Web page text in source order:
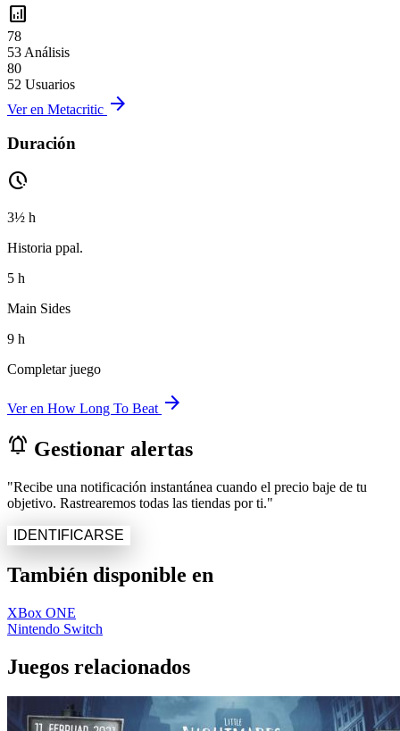
analytics
78
53 Análisis
80
52 Usuarios
Ver en Metacritic arrow_forward
Duración
pace
3½ h
Historia ppal.
5 h
Main Sides
9 h
Completar juego
Ver en How Long To Beat arrow_forward
notifications_active Gestionar alertas
"Recibe una notificación instantánea cuando el precio baje de tu
objetivo. Rastrearemos todas las tiendas por ti."
IDENTIFICARSE
También disponible en
XBox ONE
Nintendo Switch
Juegos relacionados